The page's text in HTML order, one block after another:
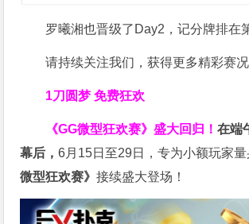
罗曦湘也晋级了Day2，记分牌排在
请持续关注我们，获得更多精彩赛况
1刀圆梦 免费狂欢
《GG微型狂欢赛》盛大回归！在端
幕后，6月15日至29日，专为小额玩家
微型狂欢赛》接续盛大登场！